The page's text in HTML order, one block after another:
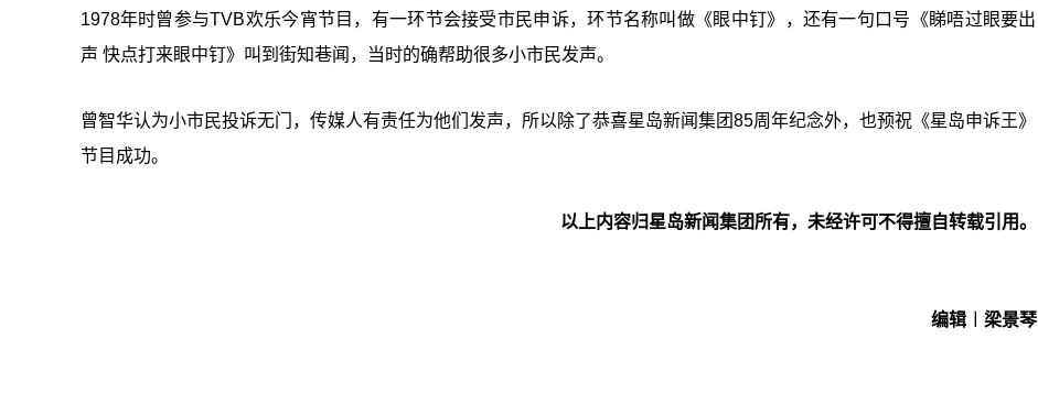
1978年时曾参与TVB欢乐今宵节目，有一环节会接受市民申诉，环节名称叫做《眼中钉》，还有一句口号《睇唔过眼要出
声 快点打来眼中钉》叫到街知巷闻，当时的确帮助很多小市民发声。
曾智华认为小市民投诉无门，传媒人有责任为他们发声，所以除了恭喜星岛新闻集团85周年纪念外，也预祝《星岛申诉王》
节目成功。
以上内容归星岛新闻集团所有，未经许可不得擅自转载引用。
编辑︱梁景琴